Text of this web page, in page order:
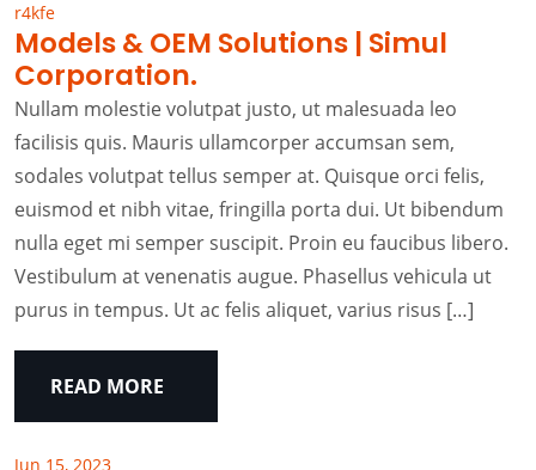
r4kfe
Models & OEM Solutions | Simul
Corporation.
Nullam molestie volutpat justo, ut malesuada leo
facilisis quis. Mauris ullamcorper accumsan sem,
sodales volutpat tellus semper at. Quisque orci felis,
euismod et nibh vitae, fringilla porta dui. Ut bibendum
nulla eget mi semper suscipit. Proin eu faucibus libero.
Vestibulum at venenatis augue. Phasellus vehicula ut
purus in tempus. Ut ac felis aliquet, varius risus […]
READ MORE
Jun 15, 2023